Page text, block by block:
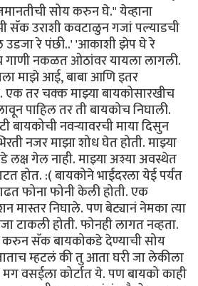
सोय करुन घे." येव्हाना
सॅक उराशी कवटाळुन गजां पल्याडची
उडजा रे पंछी..' 'आकाशी झेप घे रे
गाणी नकळत ओठांवर यायला लागली.
माझे आई, बाबा आणि इतर
तर चक्क माझ्या बायकोसारखीच
पाहिल तर ती बायकोच निघाली.
बायकोची नवर्‍यावरची माया दिसुन
नजर माझा शोध घेत होती. माझ्या
लक्ष गेल नाही. माझ्या अश्या अवस्थेत
होत. :( बायकोने भाईंदरला येई पर्यंत
फोना फोनी केली होती. एक
मास्तर निघाले. पण बेट्यानं नेमका त्या
टाकली होती. फोनही लागत नव्हता.
करुन सॅक बायकोकडे देण्याची सोय
म्हटलं की तु आता घरी जा लेकीला
वसईला कोर्टात ये. पण बायको काही